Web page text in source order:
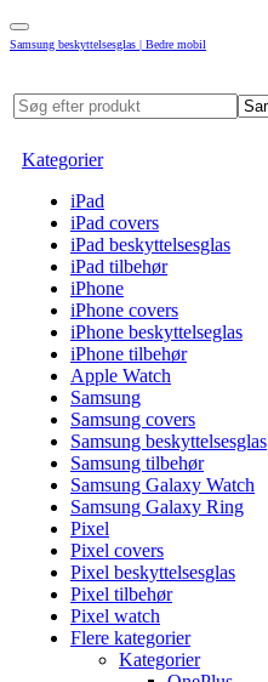
Samsung beskyttelsesglas | Bedre mobil
Kategorier
iPad
iPad covers
iPad beskyttelsesglas
iPad tilbehør
iPhone
iPhone covers
iPhone beskyttelseglas
iPhone tilbehør
Apple Watch
Samsung
Samsung covers
Samsung beskyttelsesglas
Samsung tilbehør
Samsung Galaxy Watch
Samsung Galaxy Ring
Pixel
Pixel covers
Pixel beskyttelsesglas
Pixel tilbehør
Pixel watch
Flere kategorier
Kategorier